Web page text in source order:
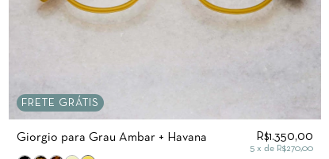
FRETE GRÁTIS
Giorgio para Grau Âmbar + Havana R$1.350,00
5 x de R$270,00